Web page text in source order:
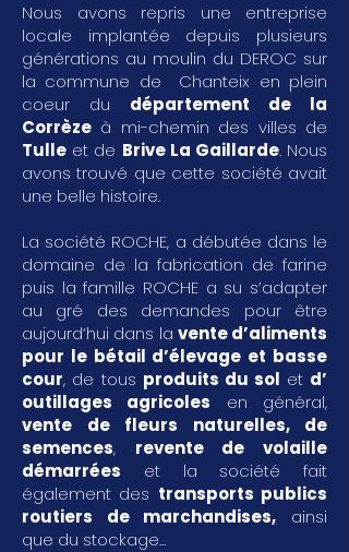
Nous avons repris une entreprise
locale implantée depuis plusieurs
générations au moulin du DEROC sur
la commune de Chanteix en plein
coeur du département de la
Corrèze à mi-chemin des villes de
Tulle et de Brive La Gaillarde. Nous
avons trouvé que cette société avait
une belle histoire.
La société ROCHE, a débutée dans le
domaine de la fabrication de farine
puis la famille ROCHE a su s’adapter
au gré des demandes pour être
aujourd’hui dans la vente d’aliments
pour le bétail d’élevage et basse
cour, de tous produits du sol et d’
outillages agricoles en général,
vente de fleurs naturelles, de
semences, revente de volaille
démarrées et la société fait
également des transports publics
routiers de marchandises, ainsi
que du stockage...